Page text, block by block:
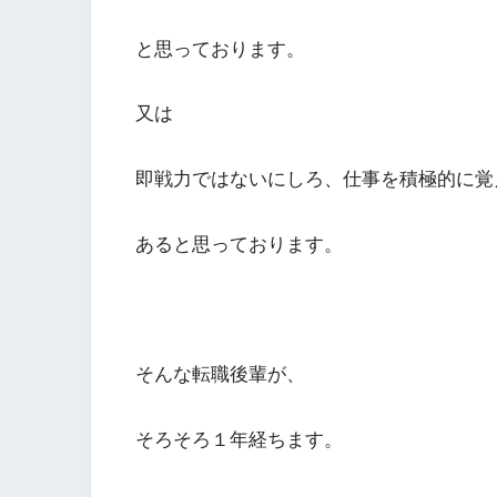
と思っております。
又は
即戦力ではないにしろ、仕事を積極的に
あると思っております。
そんな転職後輩が、
そろそろ１年経ちます。